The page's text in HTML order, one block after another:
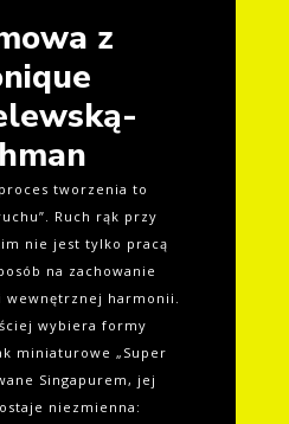
z
tworzenia to
Ruch rąk przy
nie jest tylko pracą
na zachowanie
wewnętrznej harmonii.
wybiera formy
miniaturowe „Super
Singapurem, jej
niezmienna: